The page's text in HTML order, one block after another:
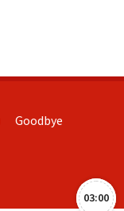
03:00
Goodbye